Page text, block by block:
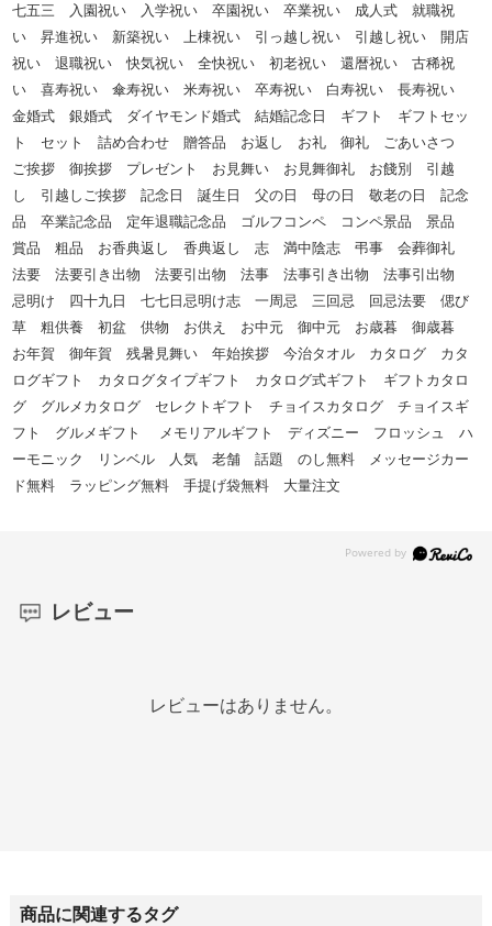
七五三 入園祝い 入学祝い 卒園祝い 卒業祝い 成人式 就職祝
い 昇進祝い 新築祝い 上棟祝い 引っ越し祝い 引越し祝い 開店
祝い 退職祝い 快気祝い 全快祝い 初老祝い 還暦祝い 古稀祝
い 喜寿祝い 傘寿祝い 米寿祝い 卒寿祝い 白寿祝い 長寿祝い
金婚式 銀婚式 ダイヤモンド婚式 結婚記念日 ギフト ギフトセッ
ト セット 詰め合わせ 贈答品 お返し お礼 御礼 ごあいさつ
ご挨拶 御挨拶 プレゼント お見舞い お見舞御礼 お餞別 引越
し 引越しご挨拶 記念日 誕生日 父の日 母の日 敬老の日 記念
品 卒業記念品 定年退職記念品 ゴルフコンペ コンペ景品 景品
賞品 粗品 お香典返し 香典返し 志 満中陰志 弔事 会葬御礼
法要 法要引き出物 法要引出物 法事 法事引き出物 法事引出物
忌明け 四十九日 七七日忌明け志 一周忌 三回忌 回忌法要 偲び
草 粗供養 初盆 供物 お供え お中元 御中元 お歳暮 御歳暮
お年賀 御年賀 残暑見舞い 年始挨拶 今治タオル カタログ カタ
ログギフト カタログタイプギフト カタログ式ギフト ギフトカタロ
グ グルメカタログ セレクトギフト チョイスカタログ チョイスギ
フト グルメギフト メモリアルギフト ディズニー フロッシュ ハ
ーモニック リンベル 人気 老舗 話題 のし無料 メッセージカー
ド無料 ラッピング無料 手提げ袋無料 大量注文
レビュー
レビューはありません。
商品に関連するタグ